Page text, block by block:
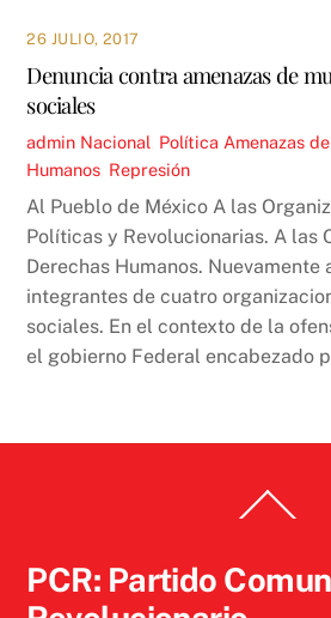
26 JULIO, 2017
Denuncia contra amenazas de
sociales
admin Nacional Política Amenazas
Humanos Represión
Al Pueblo de México A las
Políticas y Revolucionarias. A las
Derechas Humanos. Nuevamente
integrantes de cuatro
sociales. En el contexto de la
el gobierno Federal encabezado
To
PCR: Partido